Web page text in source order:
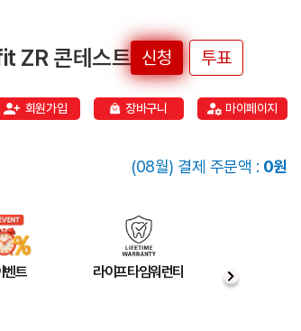
ZR 콘테스트 신청 투표
회원가입 장바구니 마이페이지
(08월) 결제 주문액 : 0원
벤트 라이프타임워런티